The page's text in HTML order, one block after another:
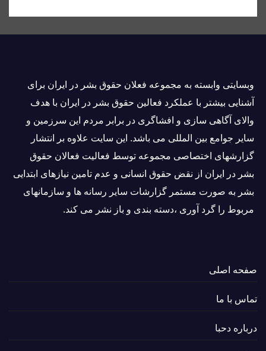
وبسايتى وابسته به مجموعه فعلان حقوق بشر در ایران برای
آشنایی بيشتر با عملکرد فعالین حقوق بشر در ایران با هدف
والاى آگاهى سازی و افشاگرى در برابر مردم این سرزمین و
ساير جوامع بین المللى می باشد. این سایت علاوه بر انتشار
گزارشهای اختصاصی مجموعه توسط فعاليت فعالان حقوق
بشر در ایران از نقض حقوق انسانی و عدم تامین نیازهای ابتدایی
بشر به صورت مستمر گزارشات سایر رسانه ها و سازمانهای
مربوط را گرد آوری ،دسته بندی و باز نشر می كند.
صفحه اصلی
تماس با ما
درباره دحبا